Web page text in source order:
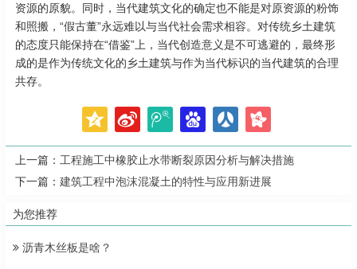
资源的原貌。同时，当代建筑文化的确定也不能是对原资源的粉饰
和照搬，“假古董”永远难以与当代社会需求相容。对传统乡土建筑
的态度只能保持在“借鉴”上，当代创造意义是不可逃避的，最终形
成的是作为传统文化的乡土建筑与作为当代标识的当代建筑的合理
共存。
上一篇： 工程施工中橡胶止水带断裂原因分析与解决措施
下一篇： 建筑工程中泡沫混凝土的特性与应用新进展
为您推荐
沥青木丝板是啥？